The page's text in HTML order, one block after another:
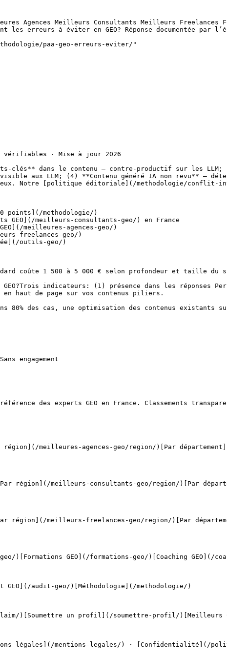
Agences Meilleurs Consultants Meilleurs Freelances
les erreurs à éviter en GEO? Réponse documentée
paa-geo-erreurs-eviter/"
vérifiables · Mise à jour 2026
clés** dans le contenu — contre-productif sur les LLM;
aux LLM; (4) **Contenu généré IA non revu** —
Notre [politique éditoriale](/methodologie/conflit-
points](/methodologie/)
GEO](/meilleurs-consultants-geo/) en France
meilleures-agences-geo/)
freelances-geo/)
outils-geo/)
haut de page sur vos contenus piliers.
engagement
région](/meilleures-agences-geo/region/)[Par
région](/meilleurs-consultants-geo/region/)[Par
région](/meilleurs-freelances-geo/region/)[Par
)[Formations GEO](/formations-geo/)[Coaching GEO](/
audit-geo/)[Méthodologie](/methodologie/)
)[Soumettre un profil](/soumettre-profil/)[Meilleurs